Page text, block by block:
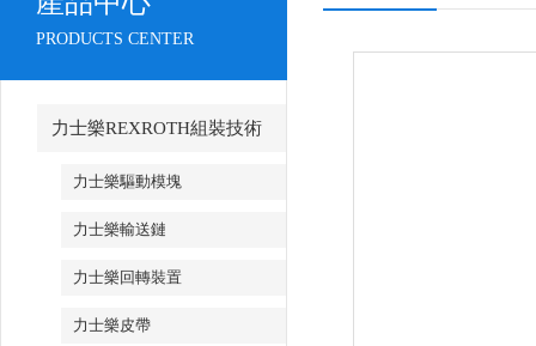
PRODUCTS CENTER
力士樂REXROTH組裝技術
力士樂驅動模塊
力士樂輸送鏈
力士樂回轉裝置
力士樂皮帶